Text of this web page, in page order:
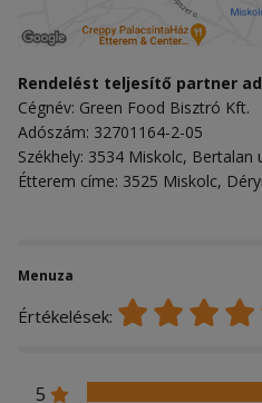
Rendelést teljesítő partner
Cégnév: Green Food Bisztró Kft.
Adószám: 32701164-2-05
Székhely: 3534 Miskolc, Bertalan
Étterem címe: 3525 Miskolc,
Menuza
Értékelések:
5